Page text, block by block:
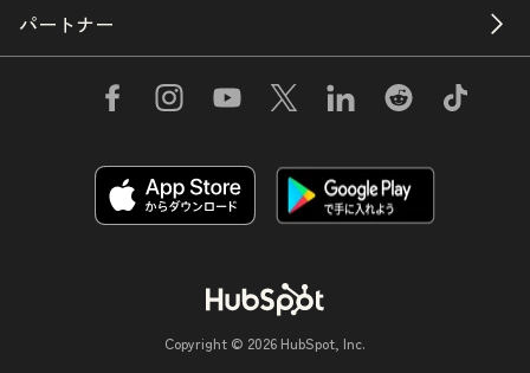
パートナー
Copyright © 2026 HubSpot, Inc.